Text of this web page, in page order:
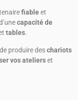
fiableet
capacité de
tables.
produire deschariots
vos atelierset